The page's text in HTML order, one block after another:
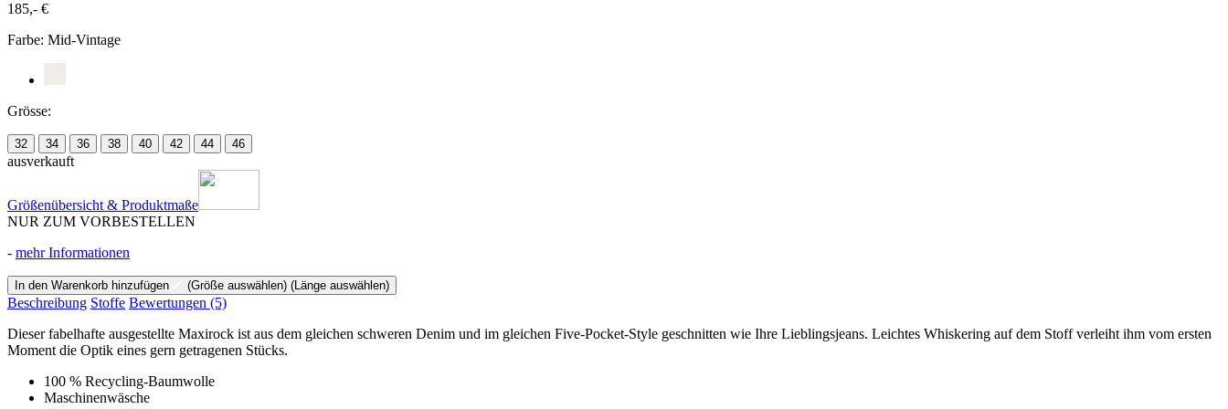
185,- €
Farbe: Mid-Vintage
Grösse:
32 34 36 38 40 42 44 46
ausverkauft
Größenübersicht & Produktmaße
NUR ZUM VORBESTELLEN
- mehr Informationen
In den Warenkorb hinzufügen (Größe auswählen) (Länge auswählen)
Beschreibung Stoffe Bewertungen (5)
Dieser fabelhafte ausgestellte Maxirock ist aus dem gleichen schweren Denim und im gleichen Five-Pocket-Style geschnitten wie Ihre Lieblingsjeans. Leichtes Whiskering auf dem Stoff verleiht ihm vom ersten
Moment die Optik eines gern getragenen Stücks.
100 % Recycling-Baumwolle
Maschinenwäsche